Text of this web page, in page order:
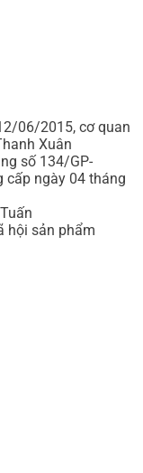
06/2015, cơ quan
Xuân
số 134/GP-
cấp ngày 04 tháng
hội sản phẩm